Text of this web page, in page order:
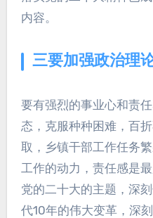
内容。
三要加强政治理
要有强烈的事业心和责
态，克服种种困难，百
取，乡镇干部工作任务
工作的动力，责任感是
党的二十大的主题，深
代10年的伟大变革，深